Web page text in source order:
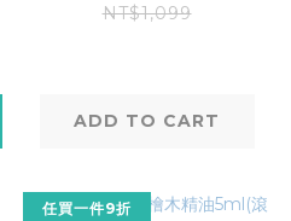
NT$1,099
ADD TO CART
任買一件9折